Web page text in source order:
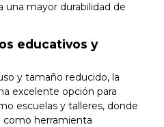
una mayor durabilidad de
educativos y
y tamaño reducido, la
excelente opción para
escuelas y talleres, donde
como herramienta